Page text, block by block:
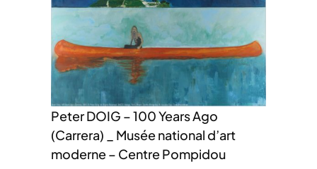
Peter DOIG – 100 Years Ago
(Carrera) _ Musée national d’art
moderne – Centre Pompidou